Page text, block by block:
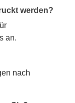
werden?
an.
nach